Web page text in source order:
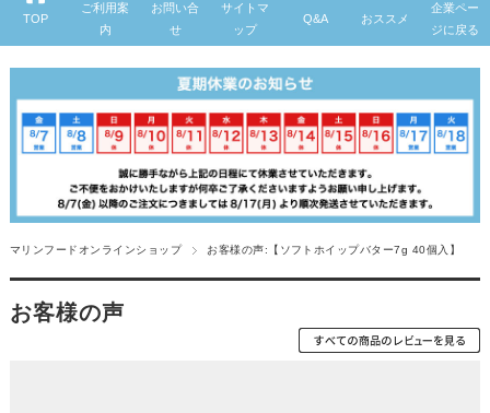
TOP
ご利用案
内
お問い合
せ
サイトマ
ップ
Q&A おススメ
企業ペー
ジに戻る
マリンフードオンラインショップ お客様の声:【ソフトホイップバター7g 40個入】
お客様の声